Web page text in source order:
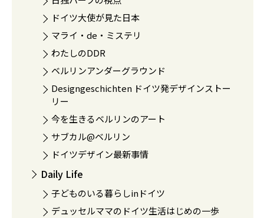
ドイツ大使が見た日本
マライ・de・ミステリ
わたしのDDR
ベルリンアンダーグラウンド
Designgeschichten ドイツ発デザインストー
リー
今を生きるベルリンのアート
サブカル@ベルリン
ドイツデザイン最新事情
Daily Life
子どものいる暮らしinドイツ
デュッセルママのドイツ生活はじめの一歩